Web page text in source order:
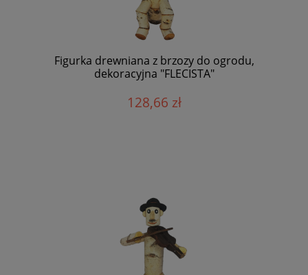
Figurka drewniana z brzozy do ogrodu,
dekoracyjna "FLECISTA"
128,66 zł